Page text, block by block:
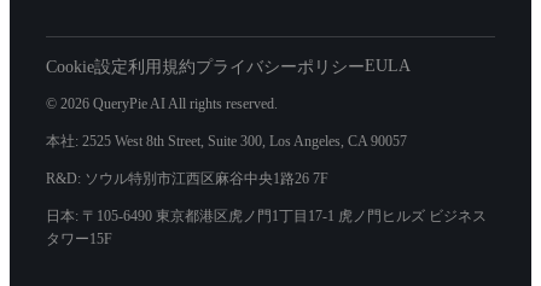
Cookie設定利用規約プライバシーポリシーEULA
© 2026 QueryPie AI All rights reserved.
本社: 2525 West 8th Street, Suite 300, Los Angeles, CA 90057
R&D: ソウル特別市江西区麻谷中央1路26 7F
日本: 〒105-6490 東京都港区虎ノ門1丁目17-1 虎ノ門ヒルズ ビジネス
タワー15F